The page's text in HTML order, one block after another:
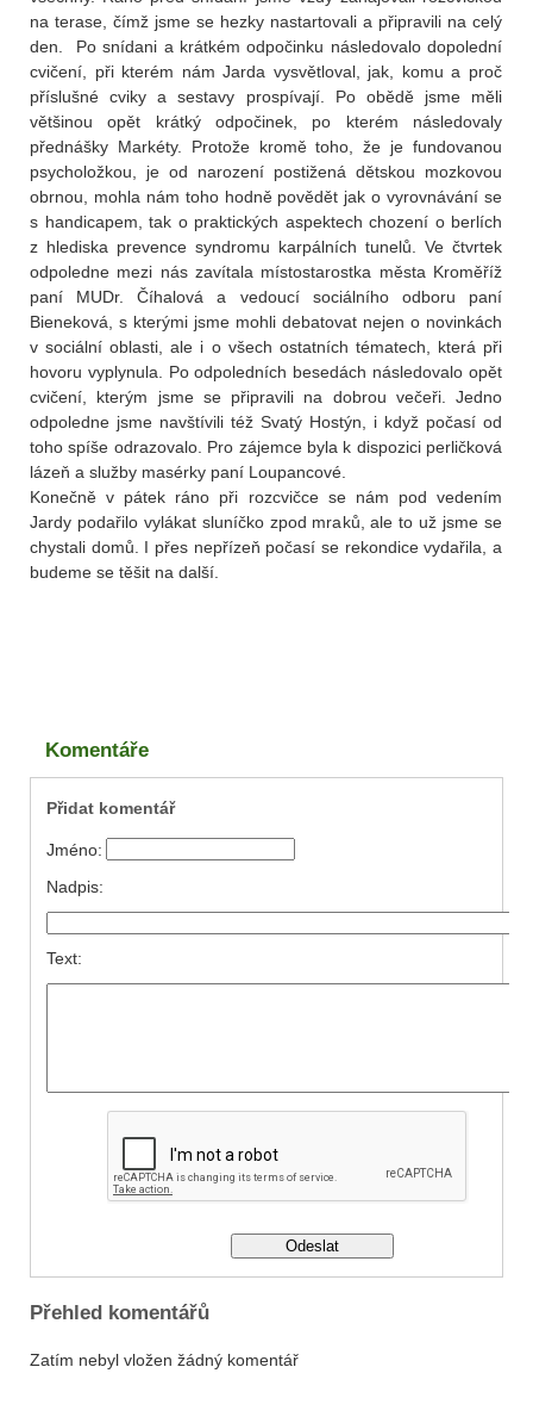
na terase, čímž jsme se hezky nastartovali a připravili na celý
den. Po snídani a krátkém odpočinku následovalo dopolední
cvičení, při kterém nám Jarda vysvětloval, jak, komu a proč
příslušné cviky a sestavy prospívají. Po obědě jsme měli
většinou opět krátký odpočinek, po kterém následovaly
přednášky Markéty. Protože kromě toho, že je fundovanou
psycholožkou, je od narození postižená dětskou mozkovou
obrnou, mohla nám toho hodně povědět jak o vyrovnávání se
s handicapem, tak o praktických aspektech chození o berlích
z hlediska prevence syndromu karpálních tunelů. Ve čtvrtek
odpoledne mezi nás zavítala místostarostka města Kroměříž
paní MUDr. Číhalová a vedoucí sociálního odboru paní
Bieneková, s kterými jsme mohli debatovat nejen o novinkách
v sociální oblasti, ale i o všech ostatních tématech, která při
hovoru vyplynula. Po odpoledních besedách následovalo opět
cvičení, kterým jsme se připravili na dobrou večeři. Jedno
odpoledne jsme navštívili též Svatý Hostýn, i když počasí od
toho spíše odrazovalo. Pro zájemce byla k dispozici perličková
lázeň a služby masérky paní Loupancové.
Konečně v pátek ráno při rozcvičce se nám pod vedením
Jardy podařilo vylákat sluníčko zpod mraků, ale to už jsme se
chystali domů. I přes nepřízeň počasí se rekondice vydařila, a
budeme se těšit na další.
Komentáře
Přidat komentář
Jméno:
Nadpis:
Text:
Přehled komentářů
Zatím nebyl vložen žádný komentář